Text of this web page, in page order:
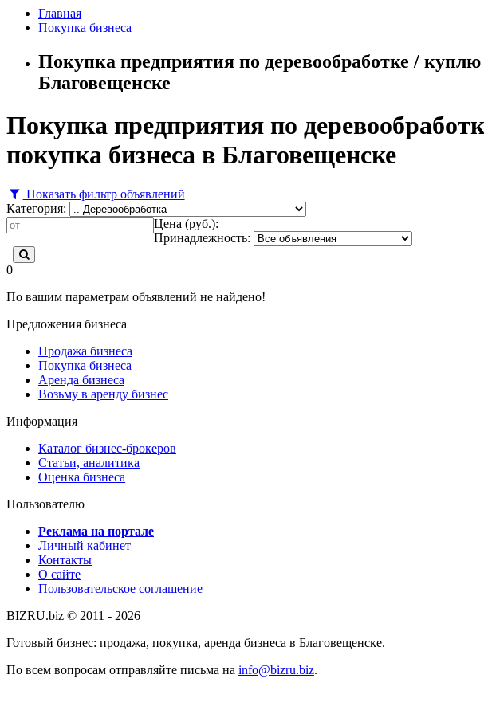
Главная
Покупка бизнеса
Покупка предприятия по деревообработке /
Благовещенске
Покупка предприятия по
покупка бизнеса в Благовещенске
Показать фильтр объявлений
Категория:
Цена (руб.):
Принадлежность:
0
По вашим параметрам объявлений не найдено!
Предложения бизнеса
Продажа бизнеса
Покупка бизнеса
Аренда бизнеса
Возьму в аренду бизнес
Информация
Каталог бизнес-брокеров
Статьи, аналитика
Оценка бизнеса
Пользователю
Реклама на портале
Личный кабинет
Контакты
О сайте
Пользовательское соглашение
BIZRU.biz © 2011 - 2026
Готовый бизнес: продажа, покупка, аренда бизнеса в Благовещенске.
По всем вопросам отправляйте письма на info@bizru.biz.